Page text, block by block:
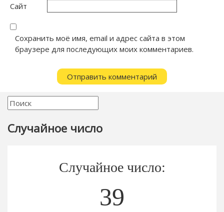
Сайт
Сохранить моё имя, email и адрес сайта в этом
браузере для последующих моих комментариев.
Случайное число
Случайное число:
39